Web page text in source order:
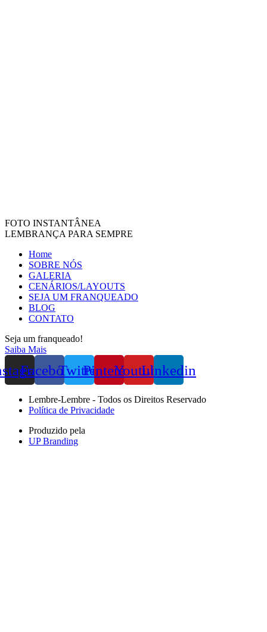
FOTO INSTANTÂNEA
LEMBRANÇA PARA SEMPRE
Home
SOBRE NÓS
GALERIA
CENÁRIOS/LAYOUTS
SEJA UM FRANQUEADO
BLOG
CONTATO
Seja um franqueado!
Saiba Mais
FacebookTwitterPinterestYoutubeLinkedin
Lembre-Lembre - Todos os Direitos Reservado
Política de Privacidade
Produzido pela
UP Branding